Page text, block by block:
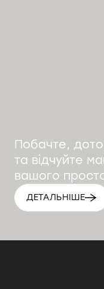
Побачте,
та відчуйте
вашого
ДЕТАЛЬНІШЕ